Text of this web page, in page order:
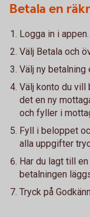
Betala en
Logga in i appen.
Välj Betala och
Välj ny
Välj konto du vill
det en ny
och fyller i
Fyll i beloppet
alla uppgifter
Har du lagt till
betalningen
Tryck på